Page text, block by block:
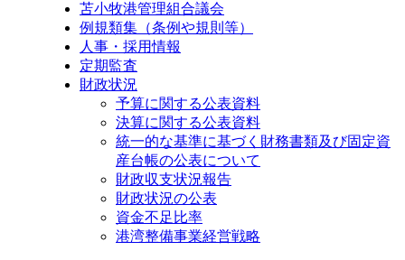
苫小牧港管理組合議会
例規類集（条例や規則等）
人事・採用情報
定期監査
財政状況
予算に関する公表資料
決算に関する公表資料
統一的な基準に基づく財務書類及び固定資
産台帳の公表について
財政収支状況報告
財政状況の公表
資金不足比率
港湾整備事業経営戦略